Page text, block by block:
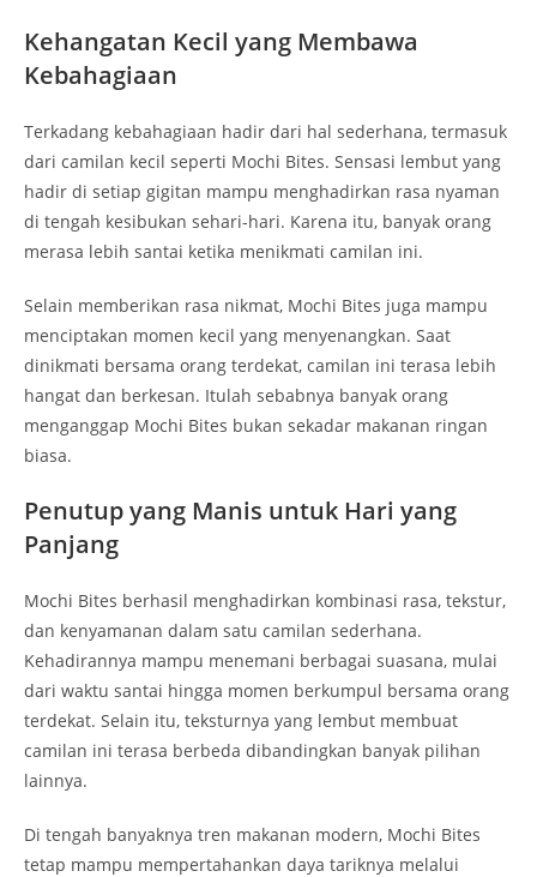
Kehangatan Kecil yang Membawa
Kebahagiaan
Terkadang kebahagiaan hadir dari hal sederhana, termasuk
dari camilan kecil seperti Mochi Bites. Sensasi lembut yang
hadir di setiap gigitan mampu menghadirkan rasa nyaman
di tengah kesibukan sehari-hari. Karena itu, banyak orang
merasa lebih santai ketika menikmati camilan ini.
Selain memberikan rasa nikmat, Mochi Bites juga mampu
menciptakan momen kecil yang menyenangkan. Saat
dinikmati bersama orang terdekat, camilan ini terasa lebih
hangat dan berkesan. Itulah sebabnya banyak orang
menganggap Mochi Bites bukan sekadar makanan ringan
biasa.
Penutup yang Manis untuk Hari yang
Panjang
Mochi Bites berhasil menghadirkan kombinasi rasa, tekstur,
dan kenyamanan dalam satu camilan sederhana.
Kehadirannya mampu menemani berbagai suasana, mulai
dari waktu santai hingga momen berkumpul bersama orang
terdekat. Selain itu, teksturnya yang lembut membuat
camilan ini terasa berbeda dibandingkan banyak pilihan
lainnya.
Di tengah banyaknya tren makanan modern, Mochi Bites
tetap mampu mempertahankan daya tariknya melalui